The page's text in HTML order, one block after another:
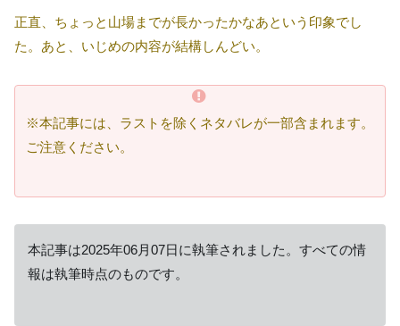
正直、ちょっと山場までが長かったかなあという印象でし
た。あと、いじめの内容が結構しんどい。
※本記事には、ラストを除くネタバレが一部含まれます。
ご注意ください。
本記事は2025年06月07日に執筆されました。すべての情
報は執筆時点のものです。